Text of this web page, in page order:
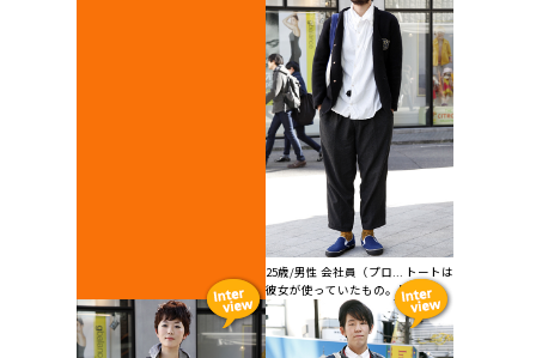
25歳/男性 会社員（プロ... トートは
彼女が使っていたもの。最近、...